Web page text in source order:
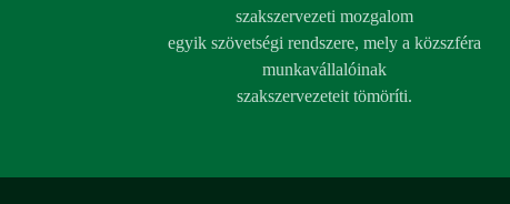
szakszervezeti mozgalom
egyik szövetségi rendszere, mely a közszféra
munkavállalóinak
szakszervezeteit tömöríti.